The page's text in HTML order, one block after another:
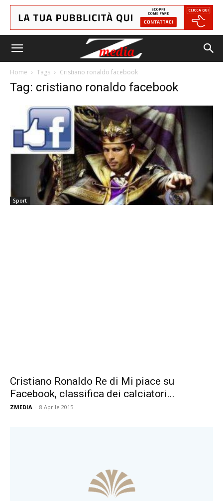
Home Tags Cristiano ronaldo facebook
Tag: cristiano ronaldo facebook
Sport
Cristiano Ronaldo Re di Mi piace su
Facebook, classifica dei calciatori...
ZMEDIA - 8 Aprile 2015